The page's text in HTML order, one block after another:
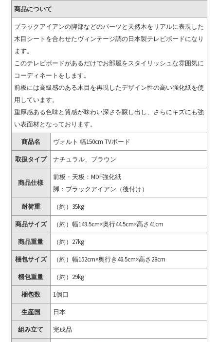
商品について
ブラックアイアンの脚部などのパーツと天然木をリアルに表現した
木目シートを合わせたヴィンテージ調の日本製テレビボードになり
ます。
このテレビボードがあるだけでお部屋をスタイリッシュな雰囲気に
コーディネートをします。
前板には高級感のある木目を再現したデザイン性の高い強化紙を使
用しています。
重厚感ある色味と質感が味わい深さを醸し出し、さらにキズにも強
い表面材となっております。
商品名 ヴォルト 幅150cm TVボード
取扱タイプ ナチュラル、ブラウン
商品仕様
前板・天板：MDF強化紙
脚：ブラックアイアン（後付け）
耐荷重 （約）35kg
商品サイズ （約）幅149.5cm×奥行44.5cm×高さ41cm
商品重量 （約）27kg
梱包サイズ （約）幅152cm×奥行き46.5cm×高さ28cm
梱包重量 （約）29kg
梱包数 1個口
生産国 日本
組み立て 完成品